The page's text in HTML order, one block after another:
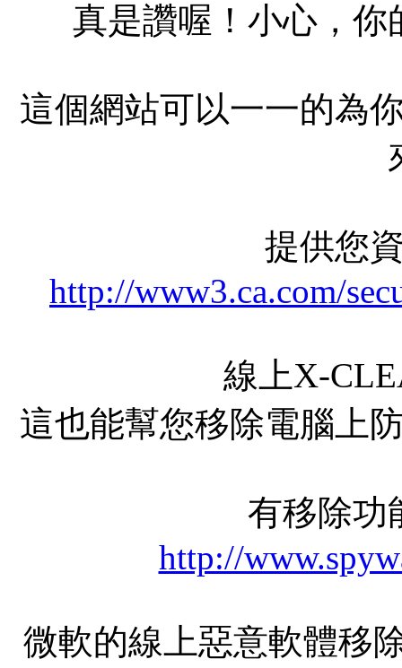
真是讚喔！小心，
這個網站可以一一的為
提供您
http://www3.ca.com/
線上X-
這也能幫您移除電腦上
有移除功
http://
微軟的線上惡意軟體移